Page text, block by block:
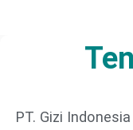
PT. Gizi